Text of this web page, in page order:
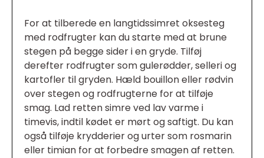
For at tilberede en langtidssimret oksesteg
med rodfrugter kan du starte med at brune
stegen på begge sider i en gryde. Tilføj
derefter rodfrugter som gulerødder, selleri og
kartofler til gryden. Hæld bouillon eller rødvin
over stegen og rodfrugterne for at tilføje
smag. Lad retten simre ved lav varme i
timevis, indtil kødet er mørt og saftigt. Du kan
også tilføje krydderier og urter som rosmarin
eller timian for at forbedre smagen af retten.